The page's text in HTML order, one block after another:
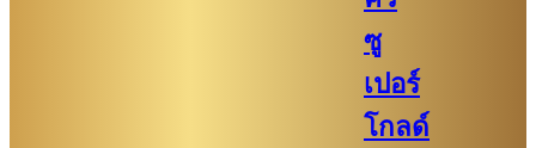
ซู
เปอร์
โกลด์